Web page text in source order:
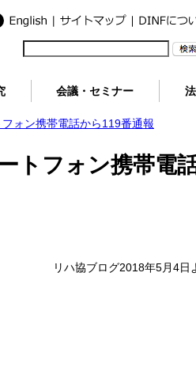
会議・セミナー
ォン携帯電話から119番通報
トフォン携帯電
リハ協ブログ2018年5月4日